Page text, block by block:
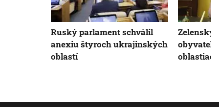
Ruský parlament schválil
anexiu štyroch ukrajinských
oblastí
Zelenskyj
oblastiach